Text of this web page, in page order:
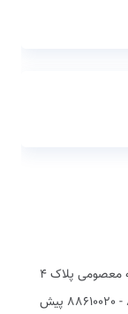
معصومی پلاک 4
تلفن تماس: 88610021- 88610023 - 88610019 - 88610020 پیش